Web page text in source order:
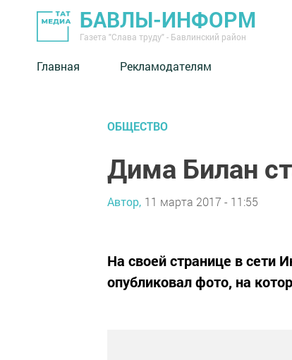
БАВЛЫ-ИНФОРМ
Газета "Слава труду" - Бавлинский район
Главная Рекламодателям
ОБЩЕСТВО
Дима Билан
Автор, 11 марта 2017 - 11:55
На своей странице в сети
опубликовал фото, на